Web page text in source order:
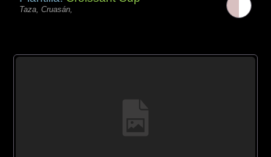
Taza, Cruasán,